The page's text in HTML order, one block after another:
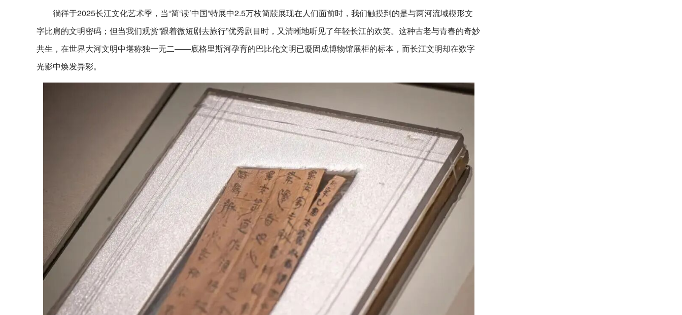
徜徉于2025长江文化艺术季，当“简‘读’中国”特展中2.5万枚简牍展现在人们面前时，我们触摸到的是与两河流域楔形文
字比肩的文明密码；但当我们观赏“跟着微短剧去旅行”优秀剧目时，又清晰地听见了年轻长江的欢笑。这种古老与青春的奇妙
共生，在世界大河文明中堪称独一无二——底格里斯河孕育的巴比伦文明已凝固成博物馆展柜的标本，而长江文明却在数字
光影中焕发异彩。